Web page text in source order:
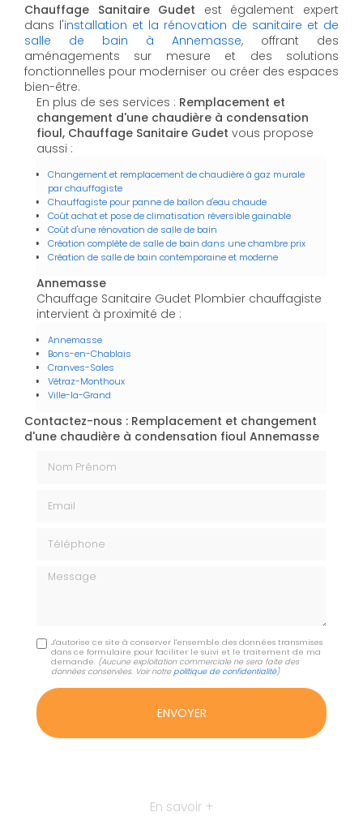
Chauffage Sanitaire Gudet est également expert
dans l'installation et la rénovation de sanitaire et de
salle de bain à Annemasse, offrant des
aménagements sur mesure et des solutions
fonctionnelles pour moderniser ou créer des espaces
bien-être.
En plus de ses services : Remplacement et
changement d'une chaudière à condensation
fioul, Chauffage Sanitaire Gudet vous propose
aussi :
Changement et remplacement de chaudière à gaz murale
par chauffagiste
Chauffagiste pour panne de ballon d'eau chaude
Coût achat et pose de climatisation réversible gainable
Coût d'une rénovation de salle de bain
Création complète de salle de bain dans une chambre prix
Création de salle de bain contemporaine et moderne
Annemasse
Chauffage Sanitaire Gudet Plombier chauffagiste
intervient à proximité de :
Annemasse
Bons-en-Chablais
Cranves-Sales
Vétraz-Monthoux
Ville-la-Grand
Contactez-nous : Remplacement et changement
d'une chaudière à condensation fioul Annemasse
Message
J'autorise ce site à conserver l'ensemble des données transmises
dans ce formulaire pour faciliter le suivi et le traitement de ma
demande. (Aucune exploitation commerciale ne sera faite des
données conservées. Voir notrepolitique de confidentialité)
En savoir +